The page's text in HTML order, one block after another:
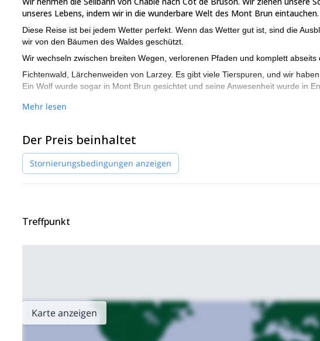
unseres Lebens, indem wir in die wunderbare Welt des Mont Brun eintauchen.
Diese Reise ist bei jedem Wetter perfekt. Wenn das Wetter gut ist, sind die
wir von den Bäumen des Waldes geschützt.
Wir wechseln zwischen breiten Wegen, verlorenen Pfaden und komplett abseits
Fichtenwald, Lärchenweiden von Larzey. Es gibt viele Tierspuren, und wir
Ein Wolf wurde sogar in Mont Brun gesichtet und seine Anwesenheit wurde in
Planen Sie für den ganzen Tag und ein Picknick.
Die Spur ist nicht immer gesetzt, daher kann der Spaziergang an
Die Reise ist für den Winter geplant, und der Spaziergang ist bei jedem
sind, wenn Skifahren nicht unbedingt die aufregendste Aktivität ist! Die Tiere
Bitte kontaktieren Sie mich und wir werden darüber sprechen.
Mehr lesen
Der Preis beinhaltet
Stornierungsbedingungen anzeigen
Treffpunkt
Karte anzeigen